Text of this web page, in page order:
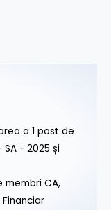
a 1 post de
SA - 2025 și
membri CA,